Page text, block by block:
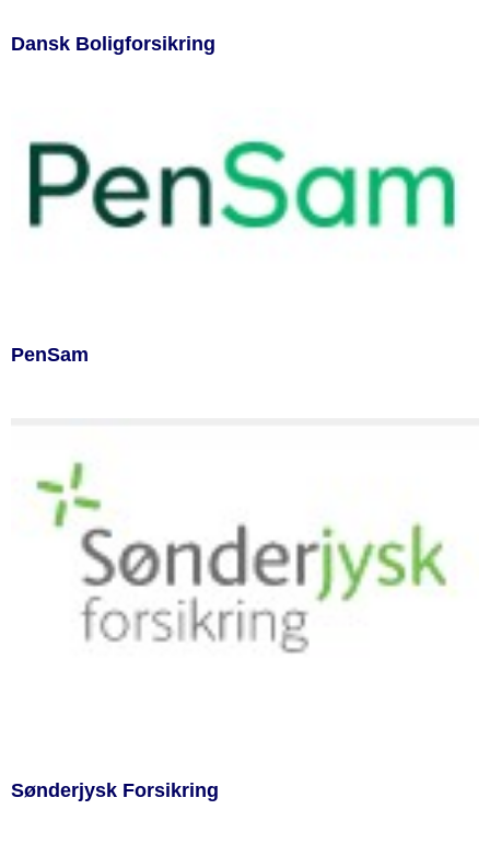
Dansk Boligforsikring
PenSam
Sønderjysk Forsikring